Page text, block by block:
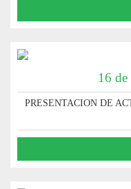
16
PRESENTACION DE